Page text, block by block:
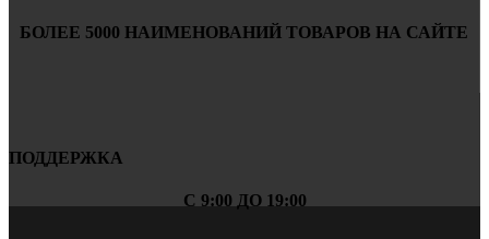
БОЛЕЕ 5000 НАИМЕНОВАНИЙ ТОВАРОВ НА САЙТЕ
ПОДДЕРЖКА
С 9:00 ДО 19:00